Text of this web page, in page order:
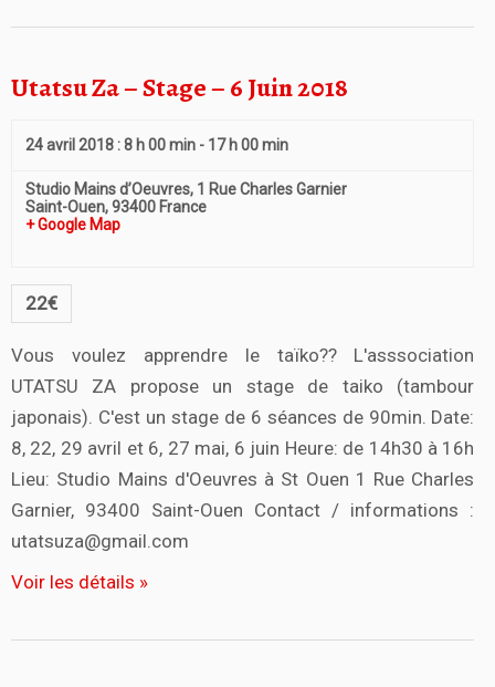
n
s
Utatsu Za – Stage – 6 Juin 2018
24 avril 2018 : 8 h 00 min - 17 h 00 min
Studio Mains d’Oeuvres, 1 Rue Charles Garnier
Saint-Ouen,93400 France
+ Google Map
22€
Vous voulez apprendre le taïko?? L'asssociation
UTATSU ZA propose un stage de taiko (tambour
japonais). C'est un stage de 6 séances de 90min. Date:
8, 22, 29 avril et 6, 27 mai, 6 juin Heure: de 14h30 à 16h
Lieu: Studio Mains d'Oeuvres à St Ouen 1 Rue Charles
Garnier, 93400 Saint-Ouen Contact / informations :
utatsuza@gmail.com
Voir les détails »